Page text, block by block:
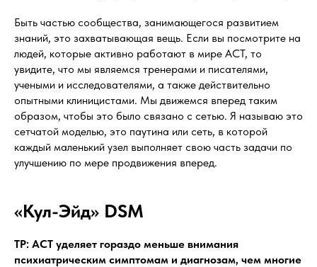
Быть частью сообщества, занимающегося развитием
знаний, это захватывающая вещь. Если вы посмотрите на
людей, которые активно работают в мире ACT, то
увидите, что мы являемся тренерами и писателями,
учеными и исследователями, а также действительно
опытными клиницистами. Мы движемся вперед таким
образом, чтобы это было связано с сетью. Я называю это
сетчатой моделью, это паутина или сеть, в которой
каждый маленький узел выполняет свою часть задачи по
улучшению по мере продвижения вперед.
«Кул-Эйд» DSM
ТР: ACT уделяет гораздо меньше внимания
психиатрическим симптомам и диагнозам, чем многие